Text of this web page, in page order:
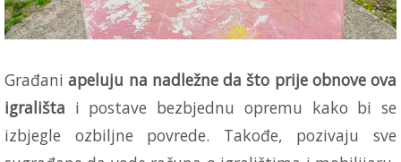
Građaniapeluju na nadležne da što prije obnove ova
igrališta i postave bezbjednu opremu kako bi se
izbjegle ozbiljne povrede. Takođe, pozivaju sve